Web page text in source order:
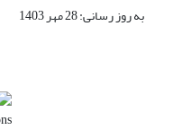
به روز رسانی: 28 مهر 1403